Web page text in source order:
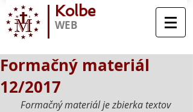
Kolbe
WEB
Formačný materiál
12/2017
Formačný materiál je zbierka textov